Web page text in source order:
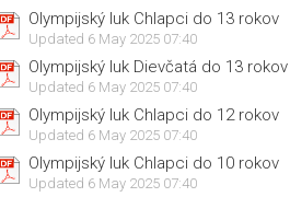
Olympijský luk Chlapci do 13 rokov
Updated 6 May 2025 07:40
Olympijský luk Dievčatá do 13 rokov
Updated 6 May 2025 07:40
Olympijský luk Chlapci do 12 rokov
Updated 6 May 2025 07:40
Olympijský luk Chlapci do 10 rokov
Updated 6 May 2025 07:40